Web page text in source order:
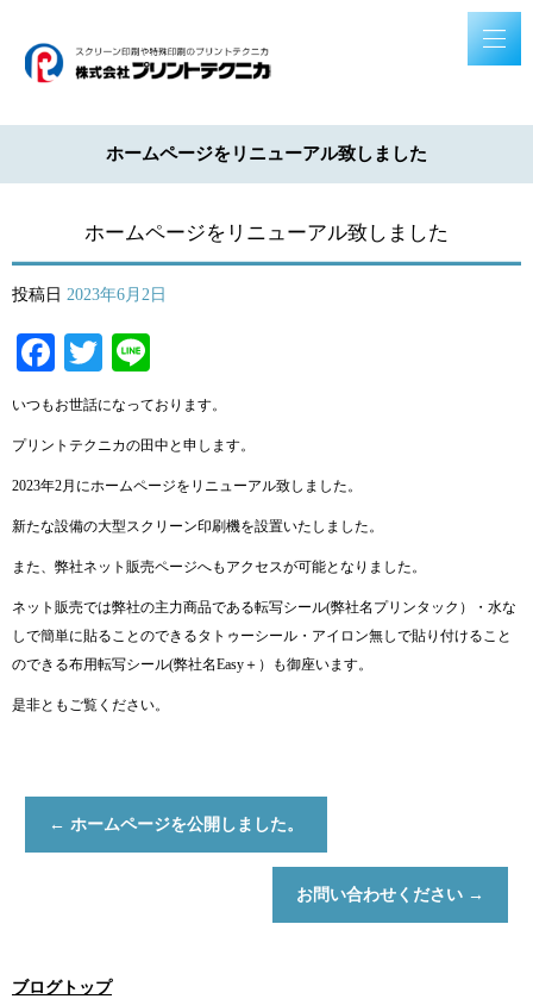
ホームページをリニューアル致しました
ホームページをリニューアル致しました
投稿日 2023年6月2日
Facebook
Twitter
いつもお世話になっております。
プリントテクニカの田中と申します。
2023年2月にホームページをリニューアル致しました。
新たな設備の大型スクリーン印刷機を設置いたしました。
また、弊社ネット販売ページへもアクセスが可能となりました。
ネット販売では弊社の主力商品である転写シール(弊社名プリンタック）・水な
しで簡単に貼ることのできるタトゥーシール・アイロン無しで貼り付けること
のできる布用転写シール(弊社名Easy＋）も御座います。
是非ともご覧ください。
← ホームページを公開しました。
お問い合わせください →
ブログトップ